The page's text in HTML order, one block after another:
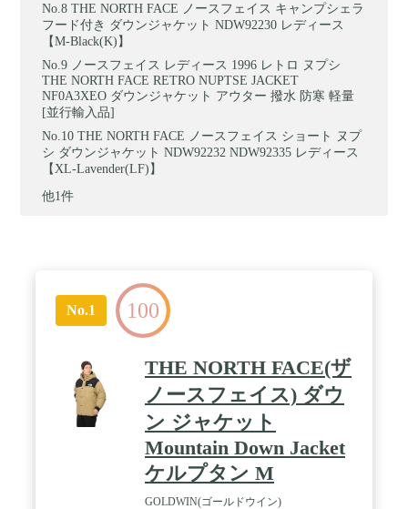
THE NORTH FACE ノースフェイス キャンプシェラ
フード付き ダウンジャケット NDW92230 レディース
【M-Black(K)】
ノースフェイス レディース 1996 レトロ ヌプシ
THE NORTH FACE RETRO NUPTSE JACKET
NF0A3XEO ダウンジャケット アウター 撥水 防寒 軽量
[並行輸入品]
THE NORTH FACE ノースフェイス ショート ヌプ
シ ダウンジャケット NDW92232 NDW92335 レディース
【XL-Lavender(LF)】
他1件
No.1 100
THE NORTH FACE(ザ
ノースフェイス) ダウ
ン ジャケット
Mountain Down Jacket
ケルプタン M
GOLDWIN(ゴールドウイン)